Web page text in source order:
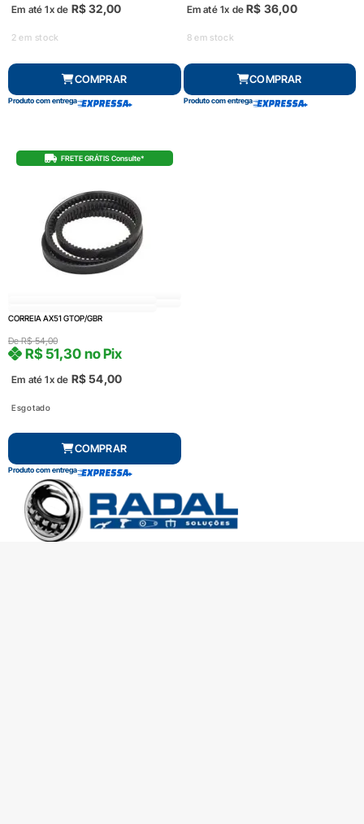
Em até 1x de R$32,00
2 em stock
COMPRAR
Produto com entrega
Em até 1x deR$ 36,00
8 em stock
COMPRAR
Produto com entrega
FRETE GRÁTIS Consulte*
CORREIA AX51 GTOP/GBR
DeR$54,00
Em até 1x de R$54,00
R$51,30 no Pix
Esgotado
COMPRAR
Produto com entrega